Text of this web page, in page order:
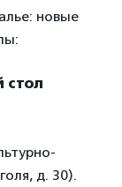
новые
стол
д. 30).